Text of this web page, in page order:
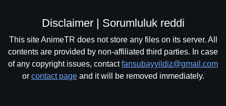
Disclaimer | Sorumluluk reddi
This site AnimeTR does not store any files on its server. All
contents are provided by non-affiliated third parties. In case
of any copyright issues, contactfansubayyildiz@gmail.com
or contact pageand it will be removed immediately.